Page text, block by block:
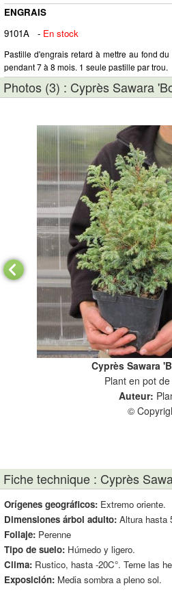
ENGRAIS
9101A
- En stock
Pastille d'engrais retard à mettre au fond
pendant 7 à 8 mois. 1 seule pastille par trou.
Photos (3) : Cyprès Sawara
Cyprès Sawara
Plant en pot
Auteur:
©
Fiche technique : Cyprès
Orígenes geográficos: Extremo oriente.
Dimensiones árbol adulto: Altura hasta
Follaje: Perenne
Tipo de suelo: Húmedo y ligero.
Clima: Rustico, hasta -20C°. Teme las
Exposición: Media sombra a pleno sol.